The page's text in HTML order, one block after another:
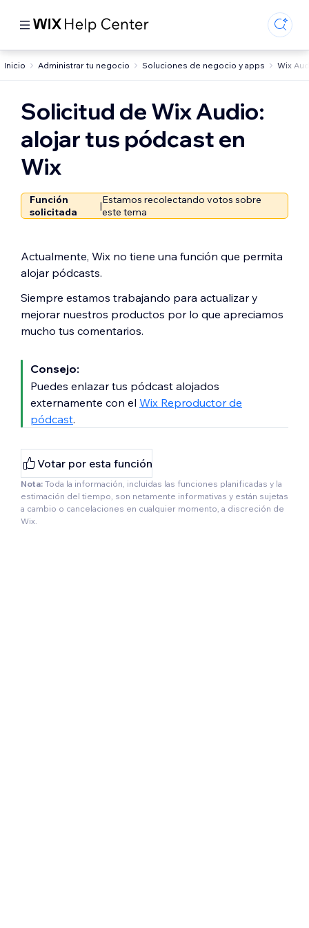
Inicio Administrar tu negocio Soluciones de negocio y apps Wix
Solicitud de Wix Audio:
alojar tus pódcast en
Wix
Función
solicitada
|Estamos recolectando votos sobre
este tema
Actualmente, Wix no tiene una función que permita
alojar pódcasts.
Siempre estamos trabajando para actualizar y
mejorar nuestros productos por lo que apreciamos
mucho tus comentarios.
Consejo:
Puedes enlazar tus pódcast alojados
externamente con el Wix Reproductor de
pódcast.
Votar por esta función
Nota: Toda la información, incluidas las funciones planificadas y la
estimación del tiempo, son netamente informativas y están sujetas
a cambio o cancelaciones en cualquier momento, a discreción de
Wix.